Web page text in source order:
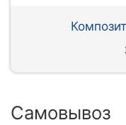
Самовывоз